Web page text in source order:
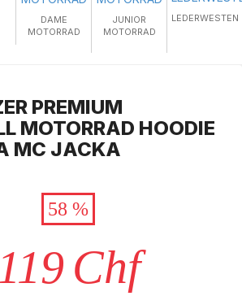
DAME
MOTORRAD
JUNIOR
MOTORRAD
LEDERWESTEN
PREMIUM
MOTORRAD HOODIE
MC JACKA
58 %
Chf